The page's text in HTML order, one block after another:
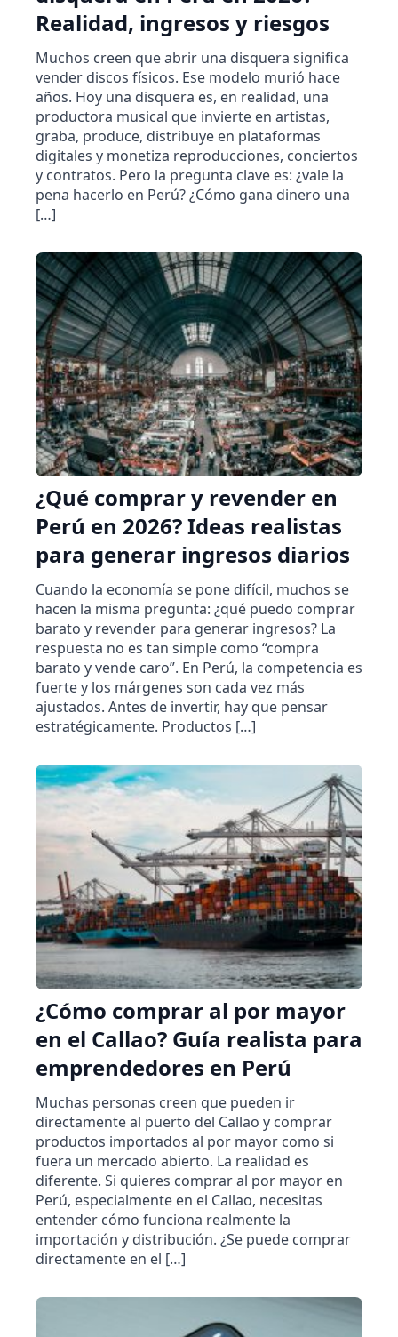
Realidad, ingresos y riesgos
Muchos creen que abrir una disquera significa
vender discos físicos. Ese modelo murió hace
años. Hoy una disquera es, en realidad, una
productora musical que invierte en artistas,
graba, produce, distribuye en plataformas
digitales y monetiza reproducciones, conciertos
y contratos. Pero la pregunta clave es: ¿vale la
pena hacerlo en Perú? ¿Cómo gana dinero una
[…]
¿Qué comprar y revender en
Perú en 2026? Ideas realistas
para generar ingresos diarios
Cuando la economía se pone difícil, muchos se
hacen la misma pregunta: ¿qué puedo comprar
barato y revender para generar ingresos? La
respuesta no es tan simple como “compra
barato y vende caro”. En Perú, la competencia es
fuerte y los márgenes son cada vez más
ajustados. Antes de invertir, hay que pensar
estratégicamente. Productos […]
¿Cómo comprar al por mayor
en el Callao? Guía realista para
emprendedores en Perú
Muchas personas creen que pueden ir
directamente al puerto del Callao y comprar
productos importados al por mayor como si
fuera un mercado abierto. La realidad es
diferente. Si quieres comprar al por mayor en
Perú, especialmente en el Callao, necesitas
entender cómo funciona realmente la
importación y distribución. ¿Se puede comprar
directamente en el […]